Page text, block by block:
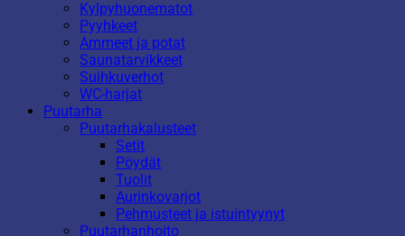
Kylpyhuonematot
Pyyhkeet
Ammeet ja potat
Saunatarvikkeet
Suihkuverhot
WC-harjat
Puutarha
Puutarhakalusteet
Setit
Pöydät
Tuolit
Aurinkovarjot
Pehmusteet ja istuintyynyt
Puutarhanhoito